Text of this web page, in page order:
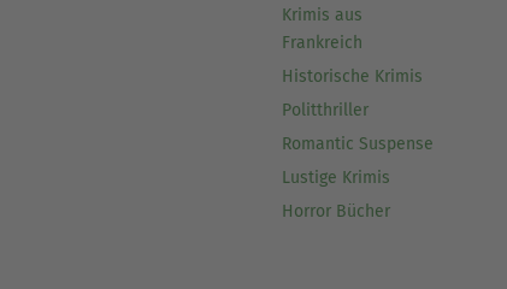
Krimis aus
Frankreich
Historische Krimis
Politthriller
Romantic Suspense
Lustige Krimis
Horror Bücher